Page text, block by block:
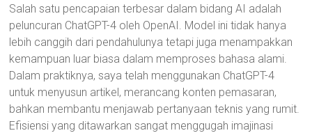
Salah satu pencapaian terbesar dalam bidang AI adalah
peluncuran ChatGPT-4 oleh OpenAI. Model ini tidak hanya
lebih canggih dari pendahulunya tetapi juga menampakkan
kemampuan luar biasa dalam memproses bahasa alami.
Dalam praktiknya, saya telah menggunakan ChatGPT-4
untuk menyusun artikel, merancang konten pemasaran,
bahkan membantu menjawab pertanyaan teknis yang rumit.
Efisiensi yang ditawarkan sangat menggugah imajinasi